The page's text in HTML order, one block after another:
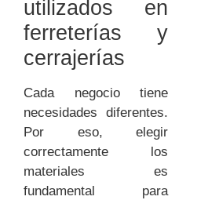
utilizados en
ferreterías y
cerrajerías
Cada negocio tiene
necesidades diferentes.
Por eso, elegir
correctamente los
materiales es
fundamental para